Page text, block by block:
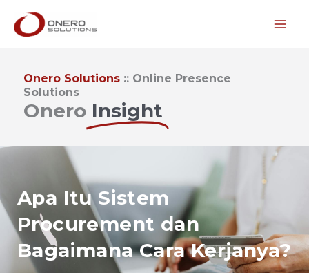
Lewati
Onero Solutions :: Online Presence
Solutions​
Onero Insight
Apa Itu Sistem
Procurement dan
Bagaimana Cara Kerjanya?